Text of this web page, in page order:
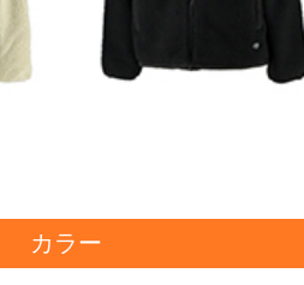
カラー